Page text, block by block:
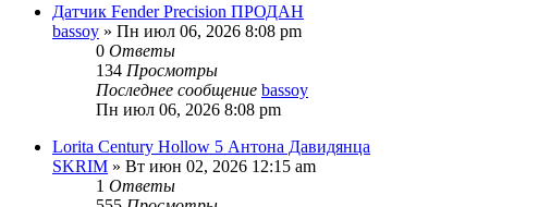
Датчик Fender Precision ПРОДАН
bassoy » Пн июл 06, 2026 8:08 pm
0 Ответы
134 Просмотры
Последнее сообщение bassoy
Пн июл 06, 2026 8:08 pm
Lorita Century Hollow 5 Антона Давидянца
SKRIM » Вт июн 02, 2026 12:15 am
1 Ответы